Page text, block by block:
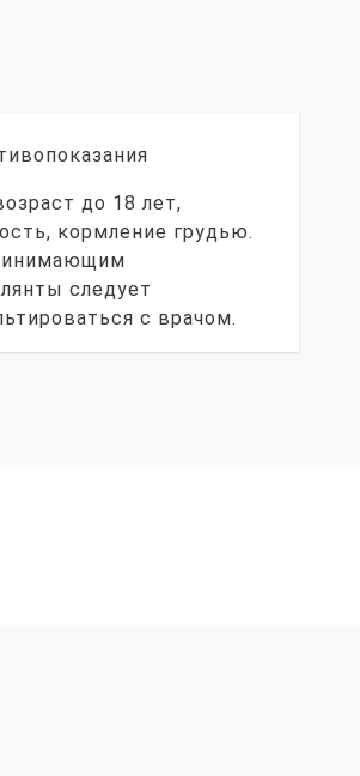
до 18 лет,
кормление грудью.
следует
с врачом.